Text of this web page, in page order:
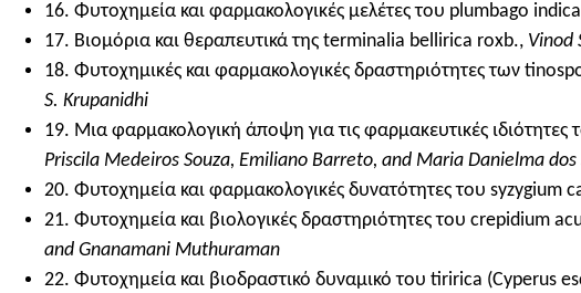
16. Φυτοχημεία και φαρμακολογικές μελέτες του plumbago
17. Βιομόρια και θεραπευτικά της terminalia bellirica roxb., Vinod
18. Φυτοχημικές και φαρμακολογικές δραστηριότητες των
S. Krupanidhi
19. Μια φαρμακολογική άποψη για τις φαρμακευτικές
Priscila Medeiros Souza, Emiliano Barreto, and Maria Danielma dos
20. Φυτοχημεία και φαρμακολογικές δυνατότητες του syzygium
21. Φυτοχημεία και βιολογικές δραστηριότητες του crepidium
and Gnanamani Muthuraman
22. Φυτοχημεία και βιοδραστικό δυναμικό του tiririca (Cyperus